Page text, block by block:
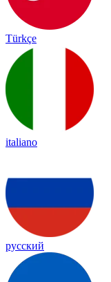
Türkçe
italiano
русский